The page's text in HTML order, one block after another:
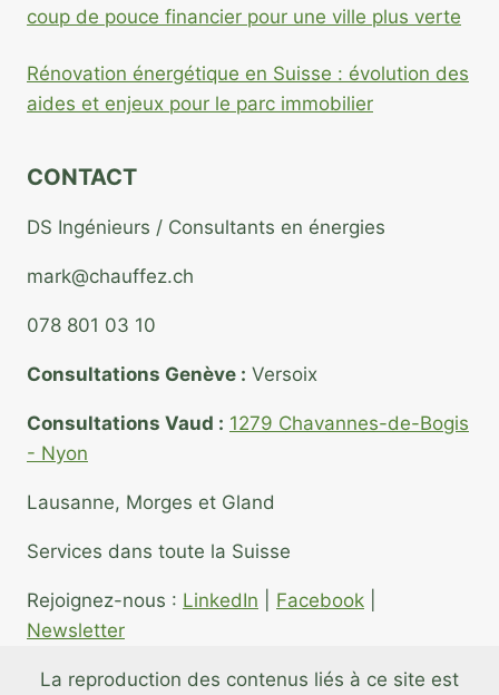
coup de pouce financier pour une ville plus verte
Rénovation énergétique en Suisse : évolution des
aides et enjeux pour le parc immobilier
CONTACT
DS Ingénieurs / Consultants en énergies
mark@chauffez.ch
078 801 03 10
Consultations Genève : Versoix
Consultations Vaud : 1279 Chavannes-de-Bogis
- Nyon
Lausanne, Morges et Gland
Services dans toute la Suisse
Rejoignez-nous : LinkedIn Facebook
Newsletter
La reproduction des contenus liés à ce site est